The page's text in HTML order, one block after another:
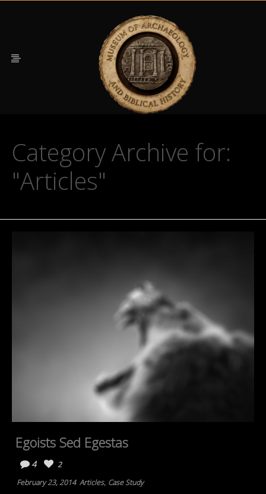
Category Archive for:
"Articles"
Egoists Sed Egestas
4
2
February 23, 2014 Articles, Case Study